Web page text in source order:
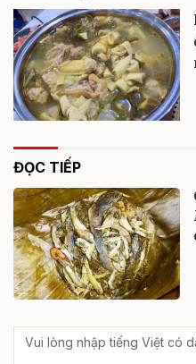
ĐỌC TIẾP